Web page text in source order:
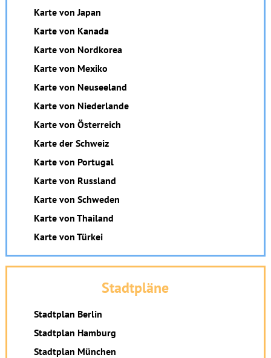
Karte von Japan
Karte von Kanada
Karte von Nordkorea
Karte von Mexiko
Karte von Neuseeland
Karte von Niederlande
Karte von Österreich
Karte der Schweiz
Karte von Portugal
Karte von Russland
Karte von Schweden
Karte von Thailand
Karte von Türkei
Stadtpläne
Stadtplan Berlin
Stadtplan Hamburg
Stadtplan München